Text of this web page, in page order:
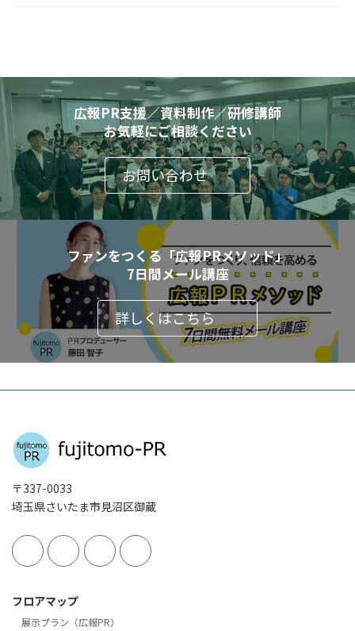
広報PR支援／資料制作／研修講師
お気軽にご相談ください
お問い合わせ
ファンをつくる「広報PRメソッド」
7日間メール講座
詳しくはこちら
〒337-0033
埼玉県さいたま市見沼区御蔵
フロアマップ
展示プラン（広報PR）